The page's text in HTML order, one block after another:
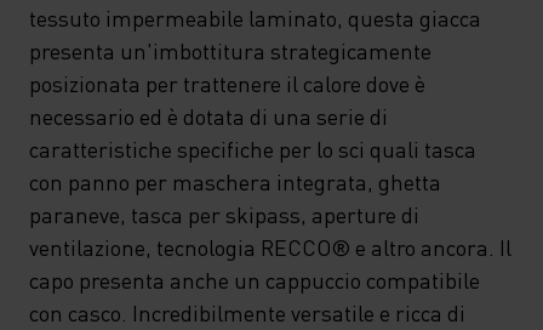
tessuto impermeabile laminato, questa giacca
presenta un'imbottitura strategicamente
posizionata per trattenere il calore dove è
necessario ed è dotata di una serie di
caratteristiche specifiche per lo sci quali tasca
con panno per maschera integrata, ghetta
paraneve, tasca per skipass, aperture di
ventilazione, tecnologia RECCO® e altro ancora. Il
capo presenta anche un cappuccio compatibile
con casco. Incredibilmente versatile e ricca di